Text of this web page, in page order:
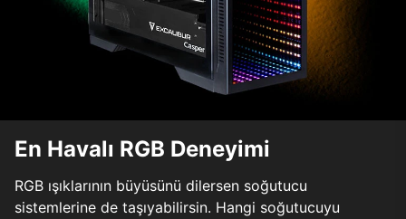
En Havalı RGB Deneyimi
RGB ışıklarının büyüsünü dilersen soğutucu
sistemlerine de taşıyabilirsin. Hangi soğutucuyu